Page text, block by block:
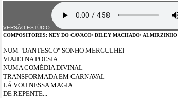
VERSÃO ESTÚDIO
COMPOSITORES: NEY DO CAVACO/ DILEY MACHADO/ ALMIRZINHO
NUM "DANTESCO" SONHO MERGULHEI
VIAJEI NA POESIA
NUMA COMÉDIA DIVINAL
TRANSFORMADA EM CARNAVAL
LÁ VOU NESSA MAGIA
DE REPENTE...